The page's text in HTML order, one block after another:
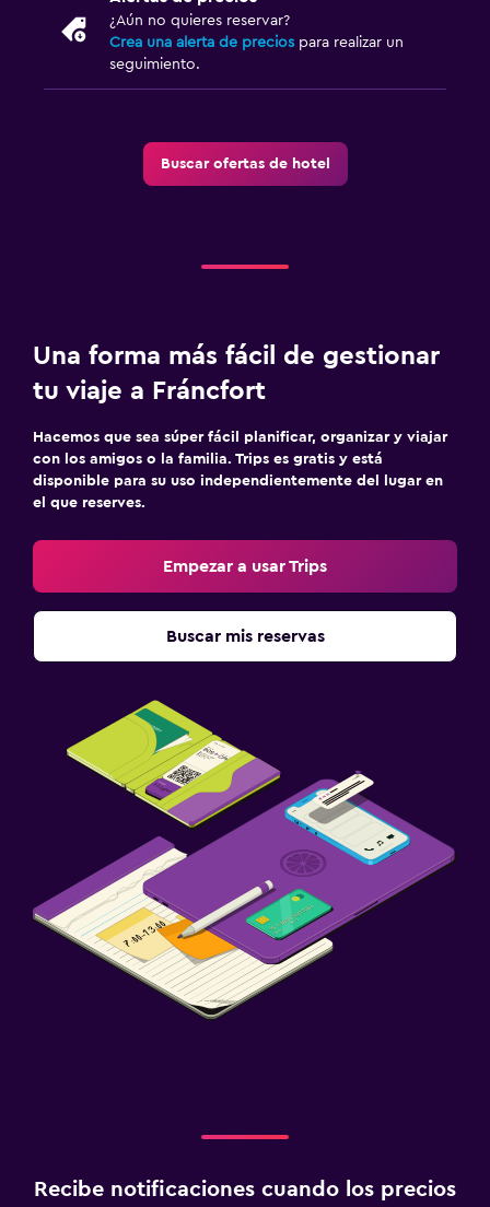
¿Aún no quieres reservar?
Crea una alerta de precios para realizar un
seguimiento.
Buscar ofertas de hotel
Una forma más fácil de gestionar
tu viaje a Fráncfort
Hacemos que sea súper fácil planificar, organizar y viajar
con los amigos o la familia. Trips es gratis y está
disponible para su uso independientemente del lugar en
el que reserves.
Empezar a usar Trips
Buscar mis reservas
Recibe notificaciones cuando los precios